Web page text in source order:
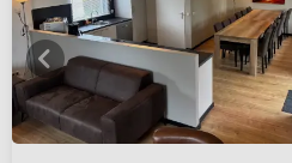
Bekijkhier alle foto's